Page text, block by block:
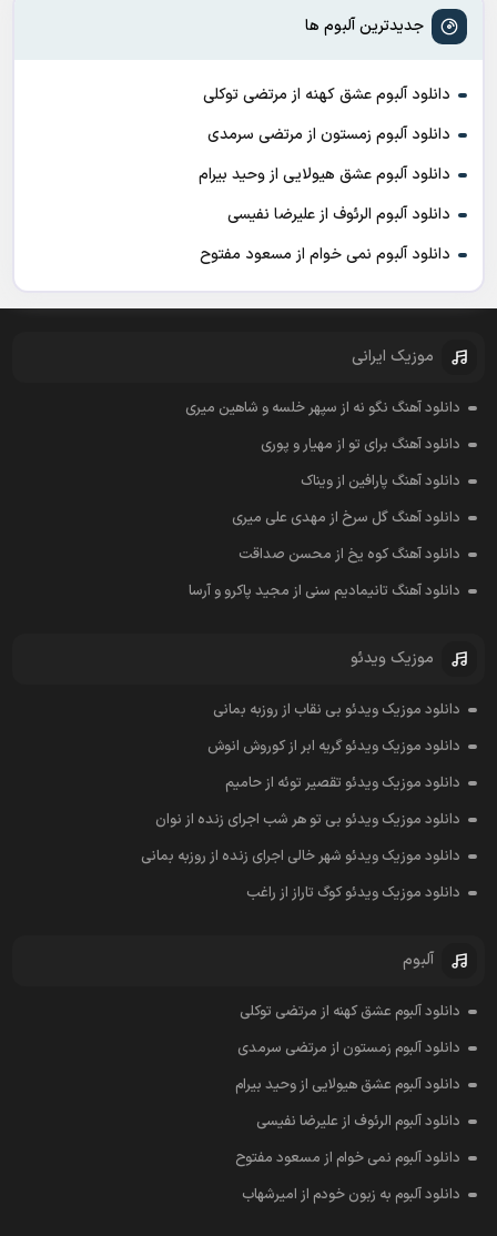
جدیدترین آلبوم ها
دانلود آلبوم عشق کهنه از مرتضی توکلی
دانلود آلبوم زمستون از مرتضی سرمدی
دانلود آلبوم عشق هیولایی از وحید بیرام
دانلود آلبوم الرئوف از علیرضا نفیسی
دانلود آلبوم نمی خوام از مسعود مفتوح
موزیک ایرانی
دانلود آهنگ نگو نه از سپهر خلسه و شاهین میری
دانلود آهنگ برای تو از مهیار و پوری
دانلود آهنگ پارافین از ویناک
دانلود آهنگ گل سرخ از مهدی علی میری
دانلود آهنگ کوه یخ از محسن صداقت
دانلود آهنگ تانیمادیم سنی از مجید پاکرو و آرسا
موزیک ویدئو
دانلود موزیک ویدئو بی نقاب از روزبه بمانی
دانلود موزیک ویدئو گریه ابر از کوروش انوش
دانلود موزیک ویدئو تقصیر توئه از حامیم
دانلود موزیک ویدئو بی تو هر شب اجرای زنده از نوان
دانلود موزیک ویدئو شهر خالی اجرای زنده از روزبه بمانی
دانلود موزیک ویدئو کوگ تاراز از راغب
آلبوم
دانلود آلبوم عشق کهنه از مرتضی توکلی
دانلود آلبوم زمستون از مرتضی سرمدی
دانلود آلبوم عشق هیولایی از وحید بیرام
دانلود آلبوم الرئوف از علیرضا نفیسی
دانلود آلبوم نمی خوام از مسعود مفتوح
دانلود آلبوم به زبون خودم از امیرشهاب